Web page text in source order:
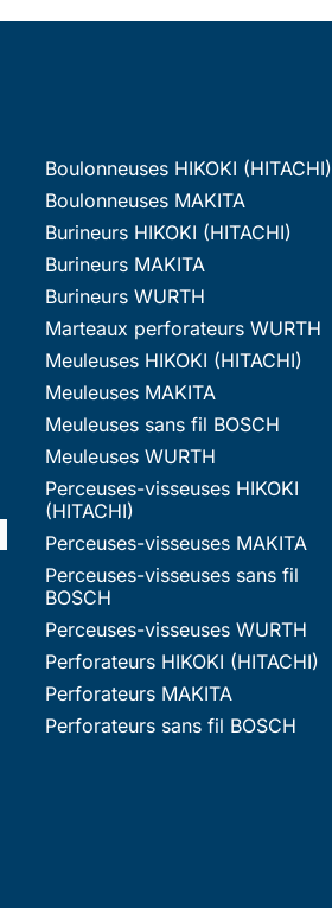
Boulonneuses HIKOKI (HITACHI)
Boulonneuses MAKITA
Burineurs HIKOKI (HITACHI)
Burineurs MAKITA
Burineurs WURTH
Marteaux perforateurs WURTH
Meuleuses HIKOKI (HITACHI)
Meuleuses MAKITA
Meuleuses sans fil BOSCH
Meuleuses WURTH
Perceuses-visseuses HIKOKI
(HITACHI)
Perceuses-visseuses MAKITA
Perceuses-visseuses sans fil
BOSCH
Perceuses-visseuses WURTH
Perforateurs HIKOKI (HITACHI)
Perforateurs MAKITA
Perforateurs sans fil BOSCH